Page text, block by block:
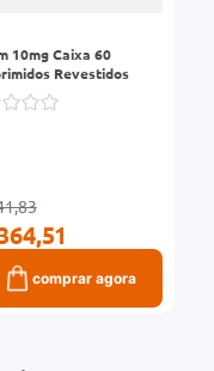
10mg Caixa 60
Revestidos
comprar agora